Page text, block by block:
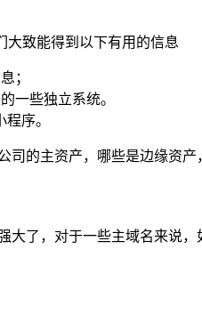
大致能得到以下有用的信息
；
一些独立系统。
序。
的主资产，哪些是边缘资
大了，对于一些主域名来说